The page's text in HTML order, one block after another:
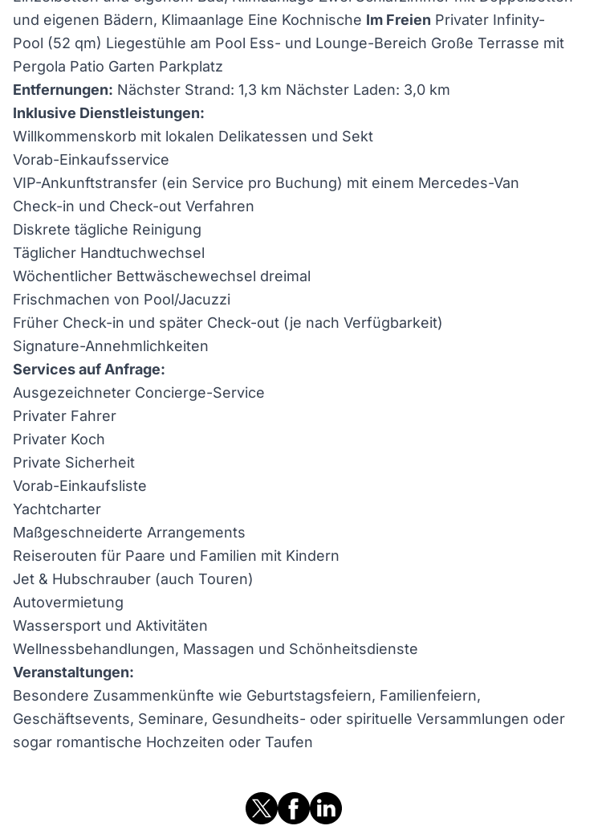
und eigenen Bädern, Klimaanlage Eine Kochnische Im Freien Privater Infinity-
Pool (52 qm) Liegestühle am Pool Ess- und Lounge-Bereich Große Terrasse mit
Pergola Patio Garten Parkplatz
Entfernungen: Nächster Strand: 1,3 km Nächster Laden: 3,0 km
Inklusive Dienstleistungen:
Willkommenskorb mit lokalen Delikatessen und Sekt
Vorab-Einkaufsservice
VIP-Ankunftstransfer (ein Service pro Buchung) mit einem Mercedes-Van
Check-in und Check-out Verfahren
Diskrete tägliche Reinigung
Täglicher Handtuchwechsel
Wöchentlicher Bettwäschewechsel dreimal
Frischmachen von Pool/Jacuzzi
Früher Check-in und später Check-out (je nach Verfügbarkeit)
Signature-Annehmlichkeiten
Services auf Anfrage:
Ausgezeichneter Concierge-Service
Privater Fahrer
Privater Koch
Private Sicherheit
Vorab-Einkaufsliste
Yachtcharter
Maßgeschneiderte Arrangements
Reiserouten für Paare und Familien mit Kindern
Jet & Hubschrauber (auch Touren)
Autovermietung
Wassersport und Aktivitäten
Wellnessbehandlungen, Massagen und Schönheitsdienste
Veranstaltungen:
Besondere Zusammenkünfte wie Geburtstagsfeiern, Familienfeiern,
Geschäftsevents, Seminare, Gesundheits- oder spirituelle Versammlungen oder
sogar romantische Hochzeiten oder Taufen